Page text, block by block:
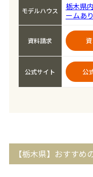
モデルハウス
栃木県
ームあり
資料請求
公式サイト 公
【栃木県】おすす